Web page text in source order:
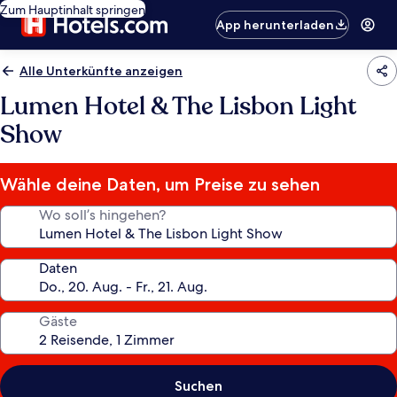
Zum Hauptinhalt springen
App herunterladen
Alle Unterkünfte anzeigen
Lumen Hotel & The Lisbon Light
Show
Wähle deine Daten, um Preise zu sehen
Wo soll’s hingehen?
Daten
Gäste
Suchen